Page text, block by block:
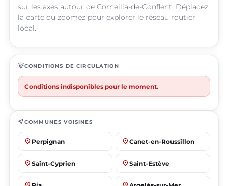
sur les axes autour de Corneilla-de-Conflent. Déplacez
la carte ou zoomez pour explorer le réseau routier
local.
routineCONDITIONS DE CIRCULATION
Conditions indisponibles pour le moment.
near_meCOMMUNES VOISINES
place Perpignan place Canet-en-Roussillon
place Saint-Cyprien place Saint-Estève